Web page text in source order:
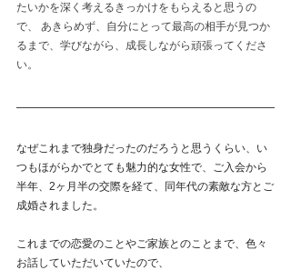
たいかを深く考えるきっかけをもらえると思うの
で、 あきらめず、自分にとって最高の相手が見つか
るまで、学びながら、成長しながら頑張ってくださ
い。
なぜこれまで独身だったのだろうと思うくらい、い
つもほがらかでとても魅力的な女性で、ご入会から
半年、2ヶ月半の交際を経て、同年代の素敵な方とご
成婚されました。
これまでの恋愛のことやご家族とのことまで、色々
お話していただいていたので、